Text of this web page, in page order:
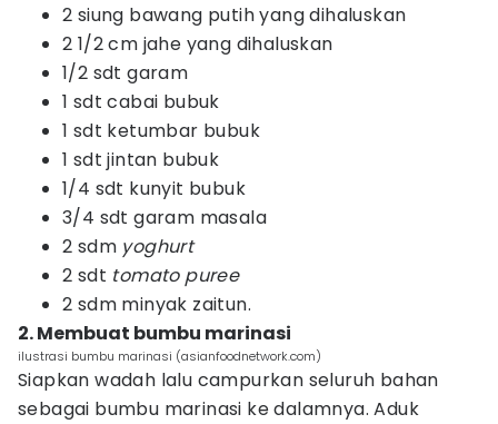
2 siung bawang putih yang dihaluskan
2 1/2 cm jahe yang dihaluskan
1/2 sdt garam
1 sdt cabai bubuk
1 sdt ketumbar bubuk
1 sdt jintan bubuk
1/4 sdt kunyit bubuk
3/4 sdt garam masala
2 sdm yoghurt
2 sdt tomato puree
2 sdm minyak zaitun.
2. Membuat bumbu marinasi
ilustrasi bumbu marinasi (asianfoodnetwork.com)
Siapkan wadah lalu campurkan seluruh bahan
sebagai bumbu marinasi ke dalamnya. Aduk